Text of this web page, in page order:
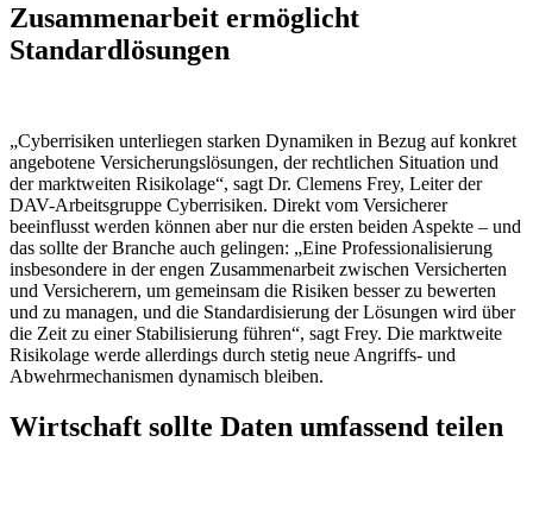
Zusammenarbeit ermöglicht
Standardlösungen
„Cyberrisiken unterliegen starken Dynamiken in Bezug auf konkret
angebotene Versicherungslösungen, der rechtlichen Situation und
der marktweiten Risikolage“, sagt Dr. Clemens Frey, Leiter der
DAV-Arbeitsgruppe Cyberrisiken. Direkt vom Versicherer
beeinflusst werden können aber nur die ersten beiden Aspekte – und
das sollte der Branche auch gelingen: „Eine Professionalisierung
insbesondere in der engen Zusammenarbeit zwischen Versicherten
und Versicherern, um gemeinsam die Risiken besser zu bewerten
und zu managen, und die Standardisierung der Lösungen wird über
die Zeit zu einer Stabilisierung führen“, sagt Frey. Die marktweite
Risikolage werde allerdings durch stetig neue Angriffs- und
Abwehrmechanismen dynamisch bleiben.
Wirtschaft sollte Daten umfassend teilen